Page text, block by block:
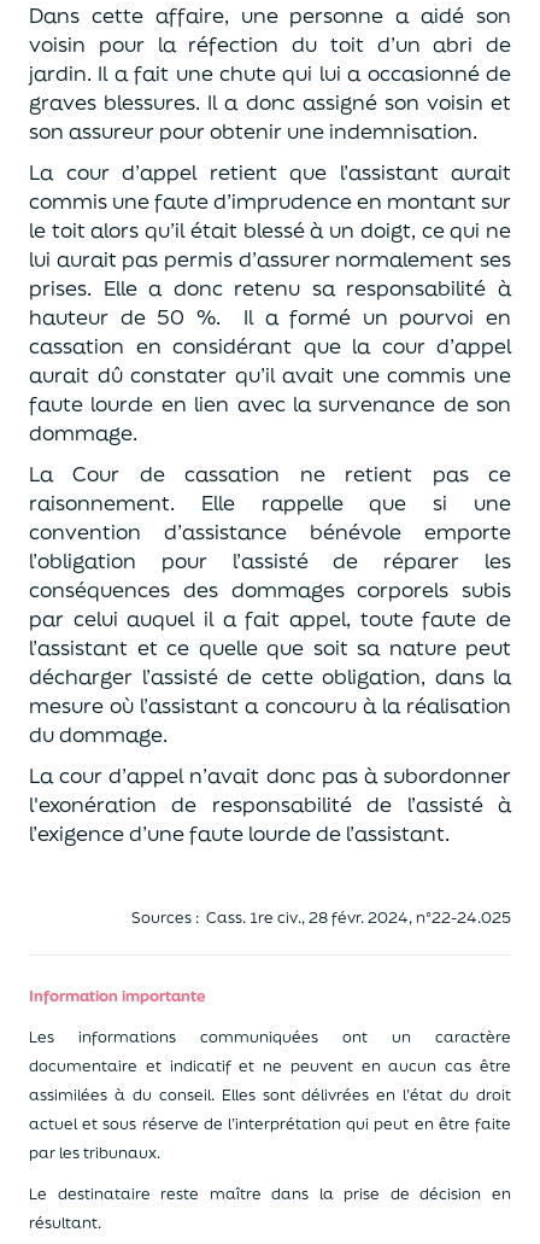
Dans cette affaire, une personne a aidé son
voisin pour la réfection du toit d’un abri de
jardin. Il a fait une chute qui lui a occasionné de
graves blessures. Il a donc assigné son voisin et
son assureur pour obtenir une indemnisation.
La cour d’appel retient que l’assistant aurait
commis une faute d’imprudence en montant sur
le toit alors qu’il était blessé à un doigt, ce qui ne
lui aurait pas permis d’assurer normalement ses
prises. Elle a donc retenu sa responsabilité à
hauteur de 50 %. Il a formé un pourvoi en
cassation en considérant que la cour d’appel
aurait dû constater qu’ilavait une commis une
faute lourde en lien avec la survenance de son
dommage.
La Cour de cassation ne retient pas ce
raisonnement. Elle rappelle que si une
convention d’assistance bénévole emporte
l’obligation pour l’assisté de réparer les
conséquences des dommages corporels subis
par celui auquel il a fait appel, toute faute de
l’assistant et ce quelle que soit sa nature peut
décharger l’assisté de cette obligation, dans la
mesure où l’assistant a concouru à la réalisation
du dommage.
La cour d’appel n’avait donc pas à subordonner
l'exonération de responsabilité de l’assisté à
l’exigence d’une faute lourde de l’assistant.
Sources : Cass. 1re civ., 28 févr. 2024, n°22-24.025
Information importante
Les informations communiquées ont un caractère
documentaire et indicatif et ne peuvent en aucun cas être
assimilées à du conseil. Elles sont délivrées en l’état du droit
actuel et sous réserve de l’interprétation qui peut en être faite
par les tribunaux.
Le destinataire reste maître dans la prise de décision en
résultant.